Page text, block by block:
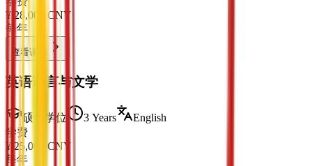
¥ 28,000
CNY
每年
查看课程
英语语言与文学
硕士学位 3 Years
English
学费
¥ 25,000
CNY
每年